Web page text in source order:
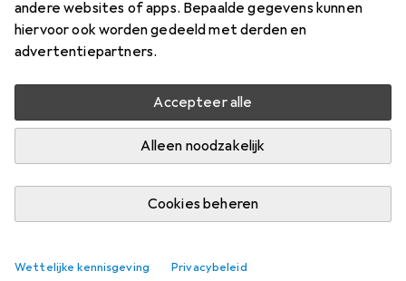
andere websites of apps. Bepaalde gegevens kunnen
hiervoor ook worden gedeeld met derden en
advertentiepartners.
Accepteer alle
Alleen noodzakelijk
Cookies beheren
Wettelijke kennisgeving Privacybeleid
Levering tussen za, 15-8 en di, 18-8
In winkelmandje
gratis verzending